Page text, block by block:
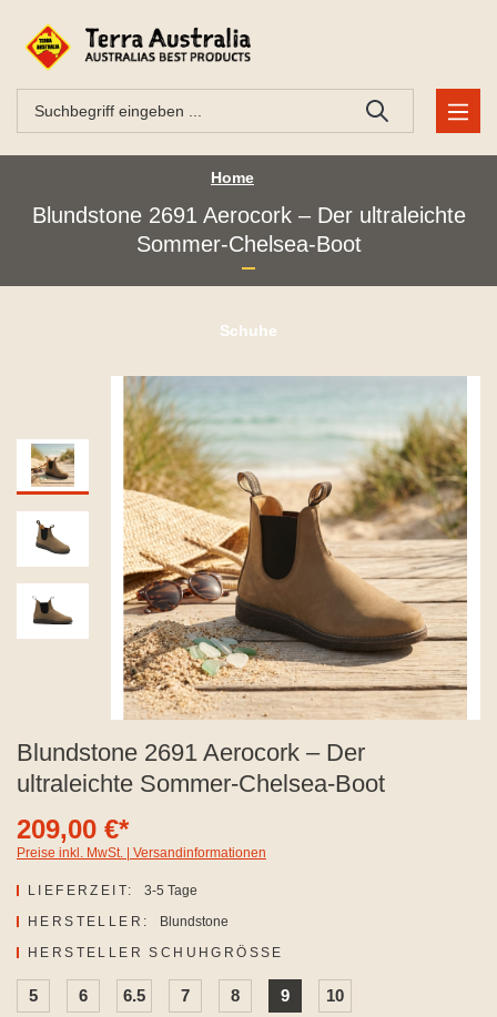
Home
Blundstone 2691 Aerocork – Der ultraleichte
Sommer-Chelsea-Boot
Schuhe
Blundstone 2691 Aerocork – Der
ultraleichte Sommer-Chelsea-Boot
209,00 €*
Preise inkl. MwSt. | Versandinformationen
LIEFERZEIT:
3-5 Tage
HERSTELLER:
Blundstone
HERSTELLER SCHUHGRÖSSE
5 6 6.5 7 8 9 10